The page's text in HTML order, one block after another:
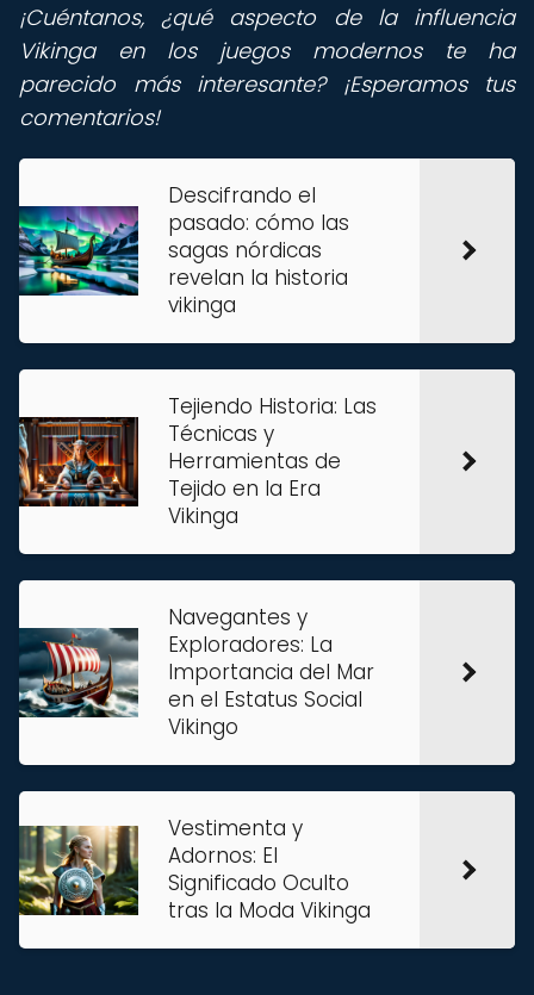
¡Cuéntanos, ¿qué aspecto de la influencia
Vikinga en los juegos modernos te ha
parecido más interesante?¡Esperamos tus
comentarios!
Descifrando el
pasado: cómo las
sagas nórdicas
revelan la historia
vikinga
Tejiendo Historia: Las
Técnicas y
Herramientas de
Tejido en la Era
Vikinga
Navegantes y
Exploradores: La
Importancia del Mar
en el Estatus Social
Vikingo
Vestimenta y
Adornos: El
Significado Oculto
tras la Moda Vikinga